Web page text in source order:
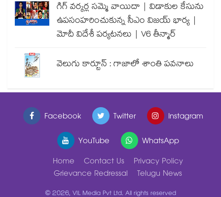
గిగ్ వర్కర్ల సమ్మె వాయిదా | విడాకుల కేసును
ఉపసంహరించుకున్న సీఎం విజయ్ భార్య |
మోదీ విదేశీ పర్యటనలు | V6 తీన్మార్
వెలుగు కార్టూన్ : గాజాలో శాంతి పవనాలు
Facebook Twitter
Instagram
YouTube
WhatsApp
Home
Contact Us
Privacy Policy
Grievance Redressal
Telugu News
© 2026, VIL Media Pvt Ltd. All rights reserved